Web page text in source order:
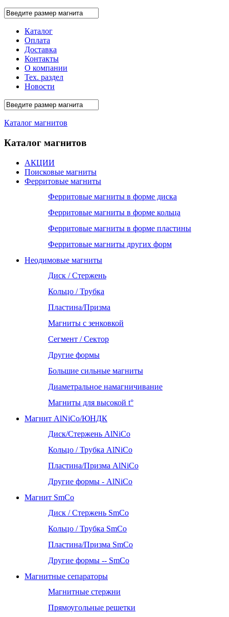
Каталог
Оплата
Доставка
Контакты
О компании
Тех. раздел
Новости
Каталог магнитов
Каталог магнитов
АКЦИИ
Поисковые магниты
Ферритовые магниты
Ферритовые магниты в форме диска
Ферритовые магниты в форме кольца
Ферритовые магниты в форме пластины
Ферритовые магниты других форм
Неодимовые магниты
Диск / Стержень
Кольцо / Трубка
Пластина/Призма
Магниты с зенковкой
Сегмент / Сектор
Другие формы
Большие сильные магниты
Диаметральное намагничивание
Магниты для высокой t°
Магнит AlNiCo/ЮНДК
Диск/Стержень AlNiCo
Кольцо / Трубка AlNiCo
Пластина/Призма AlNiCo
Другие формы - AlNiCo
Магнит SmCo
Диск / Стержень SmCo
Кольцо / Трубка SmCo
Пластина/Призма SmCo
Другие формы -- SmCo
Магнитные сепараторы
Магнитные стержни
Прямоугольные решетки